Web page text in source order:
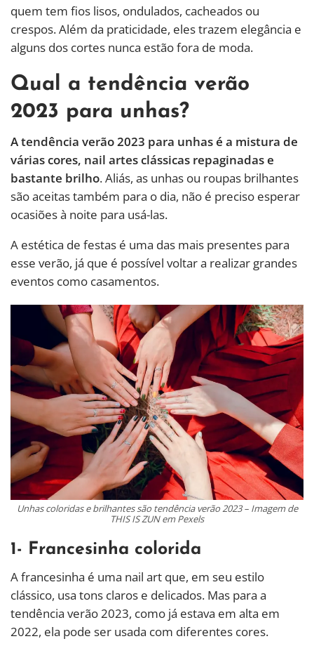
quem tem fios lisos, ondulados, cacheados ou
crespos. Além da praticidade, eles trazem elegância e
alguns dos cortes nunca estão fora de moda.
Qual a tendência verão
2023 para unhas?
A tendência verão 2023 para unhas é a mistura de
várias cores, nail artes clássicas repaginadas e
bastante brilho. Aliás, as unhas ou roupas brilhantes
são aceitas também para o dia, não é preciso esperar
ocasiões à noite para usá-las.
A estética de festas é uma das mais presentes para
esse verão, já que é possível voltar a realizar grandes
eventos como casamentos.
Unhas coloridas e brilhantes são tendência verão 2023 – Imagem de
THIS IS ZUN em Pexels
1- Francesinha colorida
A francesinha é uma nail art que, em seu estilo
clássico, usa tons claros e delicados. Mas para a
tendência verão 2023, como já estava em alta em
2022, ela pode ser usada com diferentes cores.